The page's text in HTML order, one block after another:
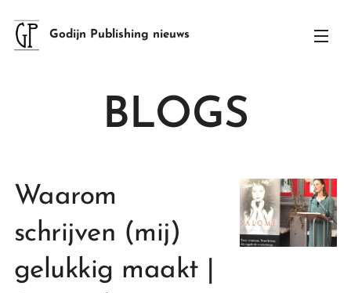
Godijn Publishing nieuws
BLOGS
Waarom
schrijven (mij)
gelukkig maakt |